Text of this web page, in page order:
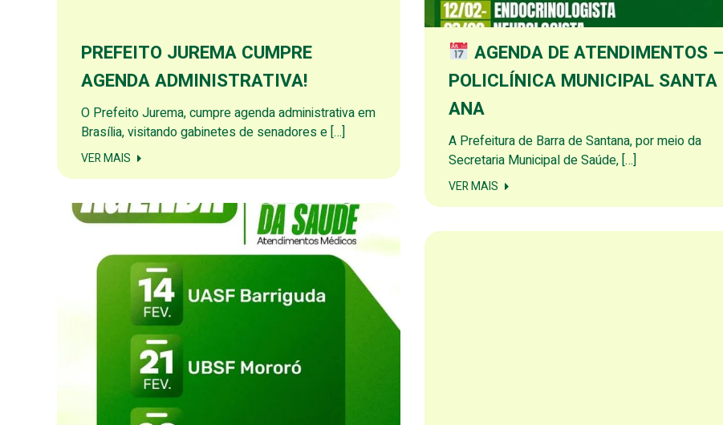
PREFEITO JUREMA CUMPRE
AGENDA ADMINISTRATIVA!
O Prefeito Jurema, cumpre agenda administrativa em
Brasília, visitando gabinetes de senadores e […]
VER MAIS
AGENDA DE ATENDIMENTOS –
POLICLÍNICA MUNICIPAL SANTA
ANA
A Prefeitura de Barra de Santana, por meio da
Secretaria Municipal de Saúde, […]
VER MAIS